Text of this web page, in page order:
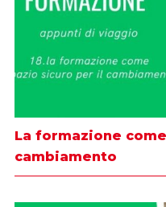
La formazione
cambiamento